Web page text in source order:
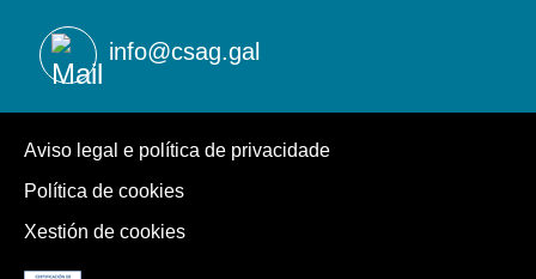
info@csag.gal
Aviso legal e política de privacidade
Política de cookies
Xestión de cookies